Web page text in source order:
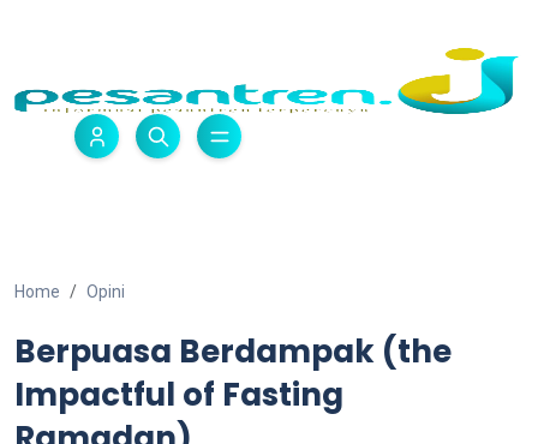
Home Opini
Berpuasa Berdampak (the
Impactful of Fasting